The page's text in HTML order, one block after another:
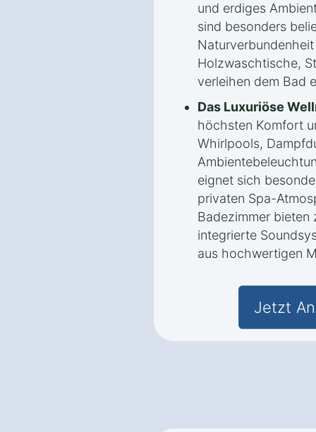
und erdiges
sind besonders
Holzwaschtische,
verleihen dem Bad
Das Luxuriöse
höchsten Komfort
Whirlpools,
eignet sich
privaten Spa-
Badezimmer bieten
integrierte
aus hochwertigen
Jetzt